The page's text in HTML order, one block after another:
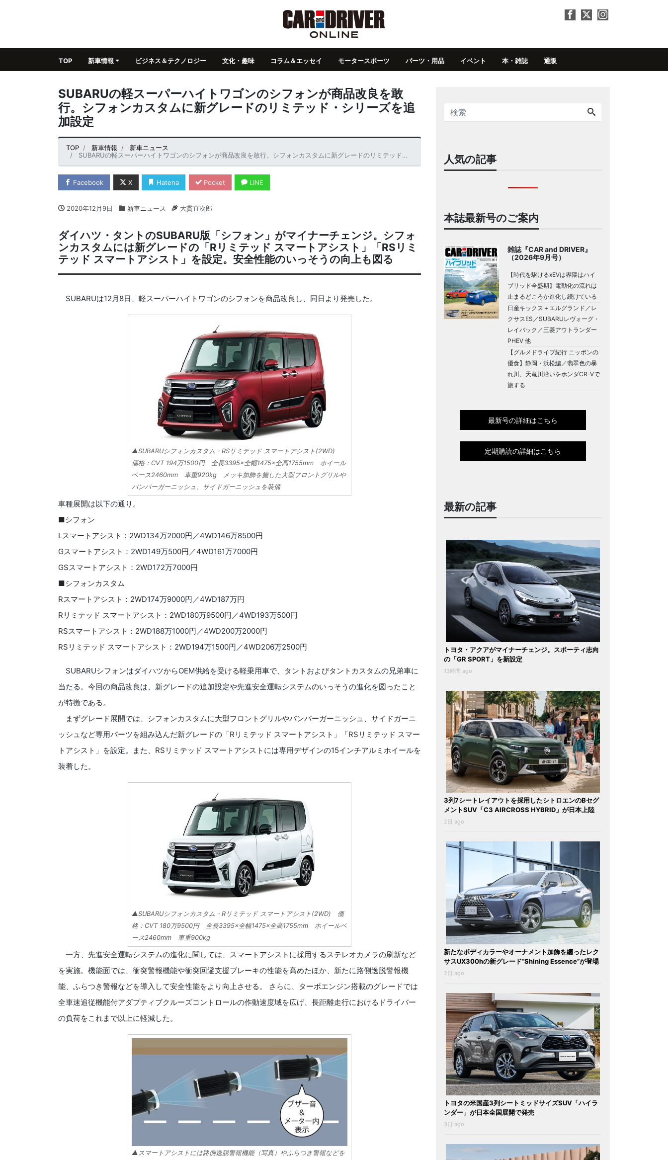
TOP 新車情報 ビジネス＆テクノロジー 文化・趣味 コラム＆エッセイ モータースポーツ パーツ・用品 イベント 本・雑誌 通販
SUBARUの軽スーパーハイトワゴンのシフォンが商品改良を敢
行。シフォンカスタムに新グレードのリミテッド・シリーズを追
加設定
TOP 新車情報
新車ニュース
SUBARUの軽スーパーハイトワゴンのシフォンが商品改良を敢行。シフォンカスタムに新グレードのリミテッド・シリーズを追加設定
Facebook X Hatena Pocket LINE
2020年12月9日 新車ニュース 大貫直次郎
ダイハツ・タントのSUBARU版「シフォン」がマイナーチェンジ。シフォ
ンカスタムには新グレードの「Rリミテッド スマートアシスト」「RSリミ
テッド スマートアシスト」を設定。安全性能のいっそうの向上も図る
SUBARUは12月8日、軽スーパーハイトワゴンのシフォンを商品改良し、同日より発売した。
▲SUBARUシフォンカスタム・RSリミテッド スマートアシスト(2WD)
価格：CVT 194万1500円 全長3395×全幅1475×全高1755mm ホイール
ベース2460mm 車重920kg メッキ加飾を施した大型フロントグリルや
バンパーガーニッシュ、サイドガーニッシュを装備
車種展開は以下の通り。
■シフォン
Lスマートアシスト：2WD134万2000円／4WD146万8500円
Gスマートアシスト：2WD149万500円／4WD161万7000円
GSスマートアシスト：2WD172万7000円
■シフォンカスタム
Rスマートアシスト：2WD174万9000円／4WD187万円
Rリミテッド スマートアシスト：2WD180万9500円／4WD193万500円
RSスマートアシスト：2WD188万1000円／4WD200万2000円
RSリミテッド スマートアシスト：2WD194万1500円／4WD206万2500円
SUBARUシフォンはダイハツからOEM供給を受ける軽乗用車で、タントおよびタントカスタムの兄弟車に
当たる。今回の商品改良は、新グレードの追加設定や先進安全運転システムのいっそうの進化を図ったこと
が特徴である。
まずグレード展開では、シフォンカスタムに大型フロントグリルやバンパーガーニッシュ、サイドガーニ
ッシュなど専用パーツを組み込んだ新グレードの「Rリミテッド スマートアシスト」「RSリミテッド スマー
トアシスト」を設定。また、RSリミテッド スマートアシストには専用デザインの15インチアルミホイールを
装着した。
▲SUBARUシフォンカスタム・Rリミテッド スマートアシスト(2WD) 価
格：CVT 180万9500円 全長3395×全幅1475×全高1755mm ホイールベ
ース2460mm 車重900kg
一方、先進安全運転システムの進化に関しては、スマートアシストに採用するステレオカメラの刷新など
を実施。機能面では、衝突警報機能や衝突回避支援ブレーキの性能を高めたほか、新たに路側逸脱警報機
能、ふらつき警報などを導入して安全性能をより向上させる。 さらに、ターボエンジン搭載のグレードでは
全車速追従機能付アダプティブクルーズコントロールの作動速度域を広げ、長距離走行におけるドライバー
の負荷をこれまで以上に軽減した。
▲スマートアシストには路側逸脱警報機能（写真）やふらつき警報などを
人気の記事
本誌最新号のご案内
雑誌『CAR and DRIVER』
（2026年9月号）
【時代を駆けるxEVは界隈はハイ
ブリッド全盛期】電動化の流れは
止まるどころか進化し続けている
日産キックス＋エルグランド／レ
クサスES／SUBARUレヴォーグ・
レイバック／三菱アウトランダー
PHEV 他
【グルメドライブ紀行 ニッポンの
優食】静岡・浜松編／翡翠色の暴
れ川、天竜川沿いをホンダCR-Vで
旅する
最新号の詳細はこちら
定期購読の詳細はこちら
最新の記事
トヨタ・アクアがマイナーチェンジ。スポーティ志向
の「GR SPORT」を新設定
13時間 ago
3列7シートレイアウトを採用したシトロエンのBセグ
メントSUV「C3 AIRCROSS HYBRID」が日本上陸
2日 ago
新たなボディカラーやオーナメント加飾を纏ったレク
サスUX300hの新グレード“Shining Essence”が登場
2日 ago
トヨタの米国産3列シートミッドサイズSUV「ハイラ
ンダー」が日本全国展開で発売
3日 ago